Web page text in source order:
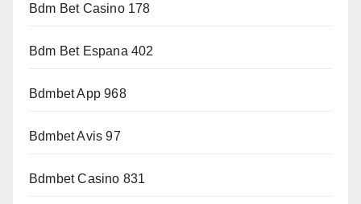
Bdm Bet Casino 178
Bdm Bet Espana 402
Bdmbet App 968
Bdmbet Avis 97
Bdmbet Casino 831